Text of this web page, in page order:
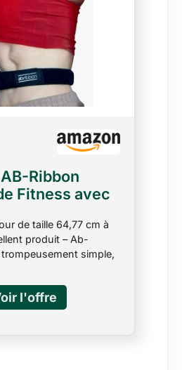
Ribbon
Fitness avec
Yoga,
et thérapie
(M-XL) pour
64,77 cm à
de taille 64,77 cm à
produit – Ab-
simple,
tests pour atteindre sa
Obtenez de
pour atteindre vos